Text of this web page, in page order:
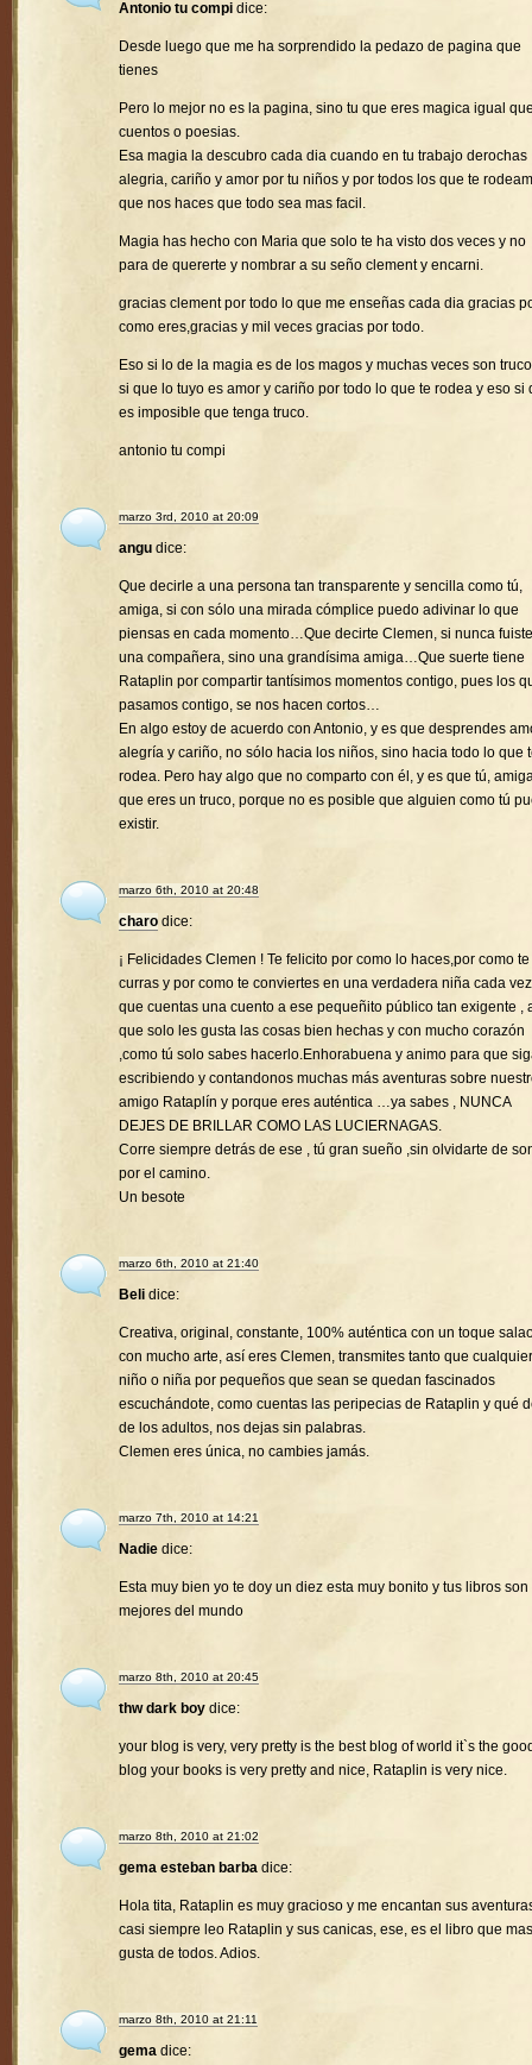
Antonio tu compi dice:
Desde luego que me ha sorprendido la pedazo de pagina que
tienes
Pero lo mejor no es la pagina, sino tu que eres magica igual
cuentos o poesias.
Esa magia la descubro cada dia cuando en tu trabajo derochas
alegria, cariño y amor por tu niños y por todos los que te
que nos haces que todo sea mas facil.
Magia has hecho con Maria que solo te ha visto dos veces y no
para de quererte y nombrar a su seño clement y encarni.
gracias clement por todo lo que me enseñas cada dia gracias
como eres,gracias y mil veces gracias por todo.
Eso si lo de la magia es de los magos y muchas veces son
si que lo tuyo es amor y cariño por todo lo que te rodea y eso si
es imposible que tenga truco.
antonio tu compi
marzo 3rd, 2010 at 20:09
angu dice:
Que decirle a una persona tan transparente y sencilla como tú,
amiga, si con sólo una mirada cómplice puedo adivinar lo que
piensas en cada momento…Que decirte Clemen, si nunca fuiste
una compañera, sino una grandísima amiga…Que suerte tiene
Rataplin por compartir tantísimos momentos contigo, pues los
pasamos contigo, se nos hacen cortos…
En algo estoy de acuerdo con Antonio, y es que desprendes
alegría y cariño, no sólo hacia los niños, sino hacia todo lo que
rodea. Pero hay algo que no comparto con él, y es que tú,
que eres un truco, porque no es posible que alguien como tú
existir.
marzo 6th, 2010 at 20:48
charo dice:
¡ Felicidades Clemen ! Te felicito por como lo haces,por como
curras y por como te conviertes en una verdadera niña cada vez
que cuentas una cuento a ese pequeñito público tan exigente ,
que solo les gusta las cosas bien hechas y con mucho corazón
,como tú solo sabes hacerlo.Enhorabuena y animo para que
escribiendo y contandonos muchas más aventuras sobre
amigo Rataplín y porque eres auténtica …ya sabes , NUNCA
DEJES DE BRILLAR COMO LAS LUCIERNAGAS.
Corre siempre detrás de ese , tú gran sueño ,sin olvidarte de
por el camino.
Un besote
marzo 6th, 2010 at 21:40
Beli dice:
Creativa, original, constante, 100% auténtica con un toque
con mucho arte, así eres Clemen, transmites tanto que cualquier
niño o niña por pequeños que sean se quedan fascinados
escuchándote, como cuentas las peripecias de Rataplin y qué
de los adultos, nos dejas sin palabras.
Clemen eres única, no cambies jamás.
marzo 7th, 2010 at 14:21
Nadie dice:
Esta muy bien yo te doy un diez esta muy bonito y tus libros son
mejores del mundo
marzo 8th, 2010 at 20:45
thw dark boy dice:
your blog is very, very pretty is the best blog of world it`s the
blog your books is very pretty and nice, Rataplin is very nice.
marzo 8th, 2010 at 21:02
gema esteban barba dice:
Hola tita, Rataplin es muy gracioso y me encantan sus
casi siempre leo Rataplin y sus canicas, ese, es el libro que
gusta de todos. Adios.
marzo 8th, 2010 at 21:11
gema dice: